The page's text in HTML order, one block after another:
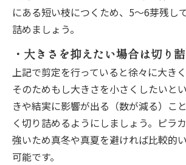
にある短い枝につくため、5～6芽残し
詰めましょう。
・大きさを抑えたい場合は切り
上記で剪定を行っていると徐々に大きく
そのためもし大きさを小さくしたいと
きや結実に影響が出る（数が減る）こ
く切り詰めるようにしましょう。ピラ
強いため真冬や真夏を避ければ比較的
可能です。